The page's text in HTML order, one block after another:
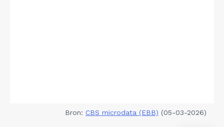
Bron: CBS microdata (EBB) (05-03-2026)